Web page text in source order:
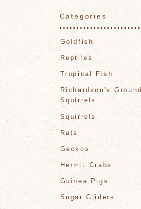
Categories
Goldfish
Reptiles
Tropical Fish
Richardson's Ground
Squirrels
Squirrels
Rats
Geckos
Hermit Crabs
Guinea Pigs
Sugar Gliders